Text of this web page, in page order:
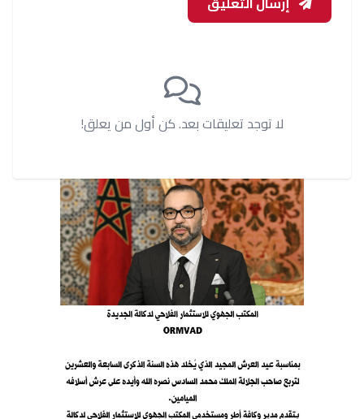
لا توجد تعليقات بعد. كن أول من يعلق!